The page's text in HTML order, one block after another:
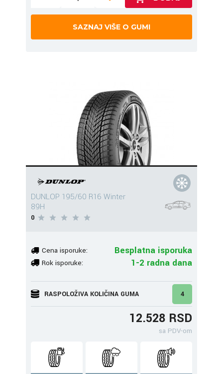
SAZNAJ VIŠE O GUMI
DUNLOP 195/60 R16 Winter
89H
0
Cena isporuke: Besplatna isporuka
Rok isporuke: 1-2 radna dana
RASPOLOŽIVA KOLIČINA GUMA 4
12.528 RSD
sa PDV-om